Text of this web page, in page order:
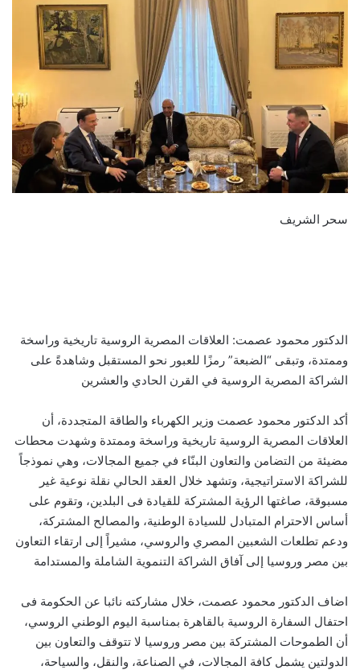
سحر الشريف
الدكتور محمود عصمت: العلاقات المصرية الروسية تاريخية وراسخة
وممتدة، وتبقى “الضبعة” رمزًا للعبور نحو المستقبل وشاهدةً على
الشراكة المصرية الروسية في القرن الحادي والعشرين
أكد الدكتور محمود عصمت وزير الكهرباء والطاقة المتجددة، أن
العلاقات المصرية الروسية تاريخية وراسخة وممتدة وشهدت محطات
مضيئة من التضامن والتعاون البنّاء في جميع المجالات، وهي نموذجاً
للشراكة الاستراتيجية، وتشهد خلال العقد الحالي نقلة نوعية غير
مسبوقة، صاغتها الرؤية المشتركة للقيادة فى البلدين، وتقوم على
أساس الاحترام المتبادل للسيادة الوطنية، والمصالح المشتركة،
ودعم تطلعات الشعبين المصري والروسي، مشيراً إلى ارتقاء التعاون
بين مصر وروسيا إلى آفاق الشراكة التنموية الشاملة والمستدامة
اضاف الدكتور محمود عصمت، خلال مشاركته نائبا عن الحكومة فى
احتفال السفارة الروسية بالقاهرة بمناسبة اليوم الوطني الروسي،
أن الطموحات المشتركة بين مصر وروسيا لا تتوقف والتعاون بين
الدولتين يشمل كافة المجالات، في الصناعة، والنقل، والسياحة،